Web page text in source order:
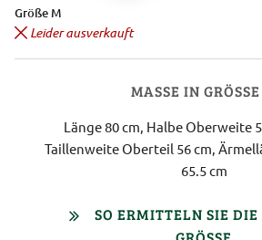
Größe M
Leider ausverkauft
MASSE IN GRÖSSE M
Länge 80 cm, Halbe Oberweite
Taillenweite Oberteil 56 cm,
65.5 cm
SO ERMITTELN SIE DIE